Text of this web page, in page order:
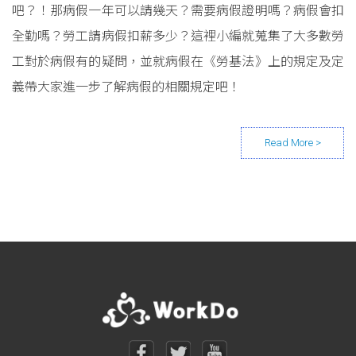
吧？！那病假一年可以請幾天？需要病假證明嗎？病假會扣
全勤嗎？勞工請病假扣薪多少？這裡小編就蒐集了大多數勞
工對於病假有的疑問，並就病假在《勞基法》上的規定及定
義帶大家進一步了解病假的相關規定吧！
Posts navigation